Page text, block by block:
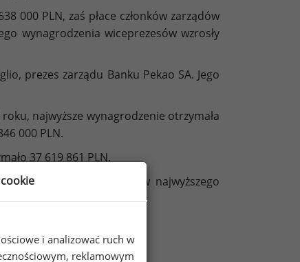
000 PLN, zaś płace członków zarządów
wynagrodzenia wiceprezesów wzrosły
prezes zarządu Banku Pekao SA. Jego
najwyższe wynagrodzenie otrzymała
000 PLN.
37 619 861 PLN.
menedżerów najwyższego
i analizować ruch w
reklamowym